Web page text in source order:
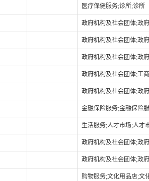
医疗保健服务;诊所;诊所
政府机构及社会团体;政
政府机构及社会团体;政
政府机构及社会团体;政
政府机构及社会团体;工
政府机构及社会团体;政
金融保险服务;金融保险
生活服务;人才市场;人才
政府机构及社会团体;政
政府机构及社会团体;政
购物服务;文化用品店;文